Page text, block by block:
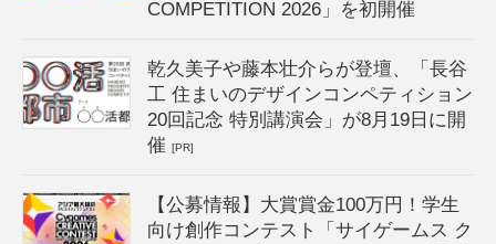
COMPETITION 2026」を初開催
乾久美子や藤本壮介らが登壇、「長谷
工 住まいのデザインコンペティション
20回記念 特別講演会」が8月19日に開
催[PR]
【公募情報】大賞賞金100万円！学生
向け創作コンテスト「サイゲームス ク